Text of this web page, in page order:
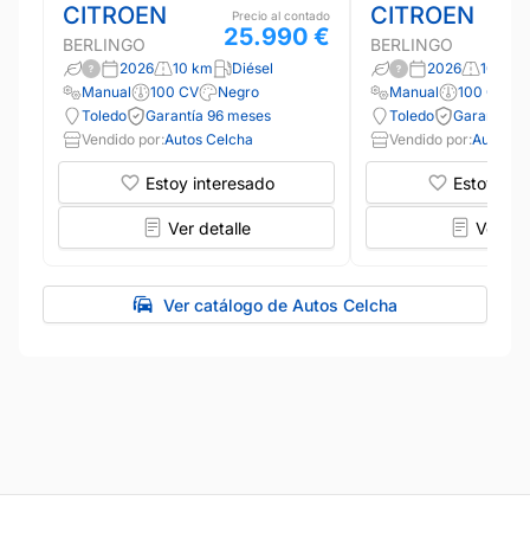
CITROEN
BERLINGO
Precio al contado
25.990 €
2026 10 km
Diésel
Manual
100 CV
Negro
Toledo
Garantía 96 meses
Vendido por:Autos Celcha
Estoy interesado
Ver detalle
CITROEN
BERLINGO
2026
10 km
Manual
100 CV
Toledo
Garantía
Vendido por:Autos
Estoy
Ver
Ver catálogo de Autos Celcha